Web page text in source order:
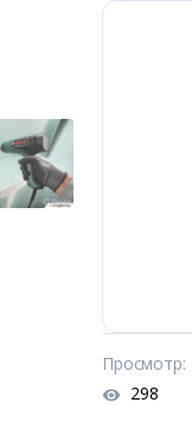
Просмотр:
298